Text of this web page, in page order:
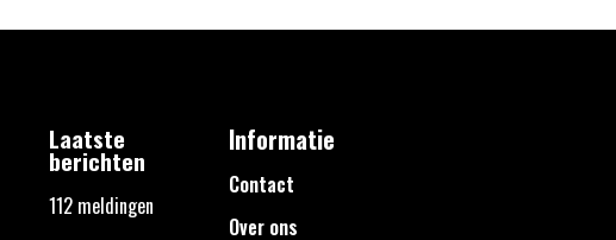
Laatste
berichten
112 meldingen
Informatie
Contact
Over ons